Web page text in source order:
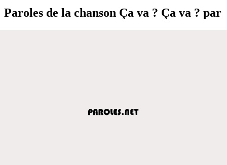
Paroles de la chanson Ça va ? Ça va ? par